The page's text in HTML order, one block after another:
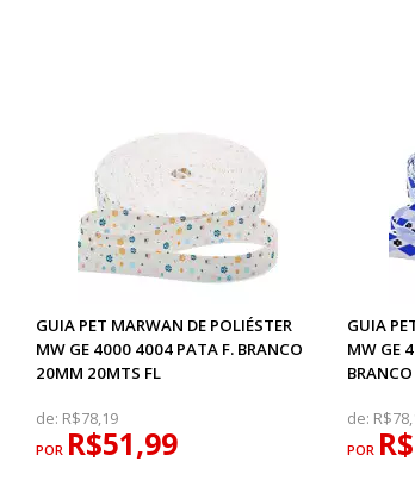
GUIA PET MARWAN DE POLIÉSTER
MW GE 4000 4004 PATA F. BRANCO
20MM 20MTS FL
de: R$78,19
POR R$51,99
GUIA
MW GE
de:
POR